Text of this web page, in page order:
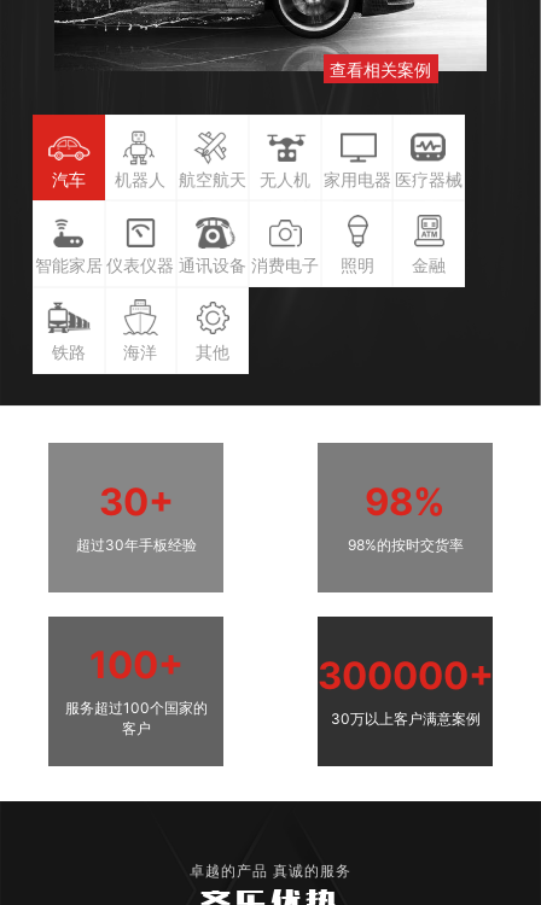
查看相关案例
汽车 机器人 航空航天 无人机 家用电器 医疗器械
智能家居 仪表仪器 通讯设备 消费电子 照明 金融
铁路 海洋 其他
30+
超过30年手板经验
98%
98%的按时交货率
100+
服务超过100个国家的
客户
300000+
30万以上客户满意案例
卓越的产品 真诚的服务